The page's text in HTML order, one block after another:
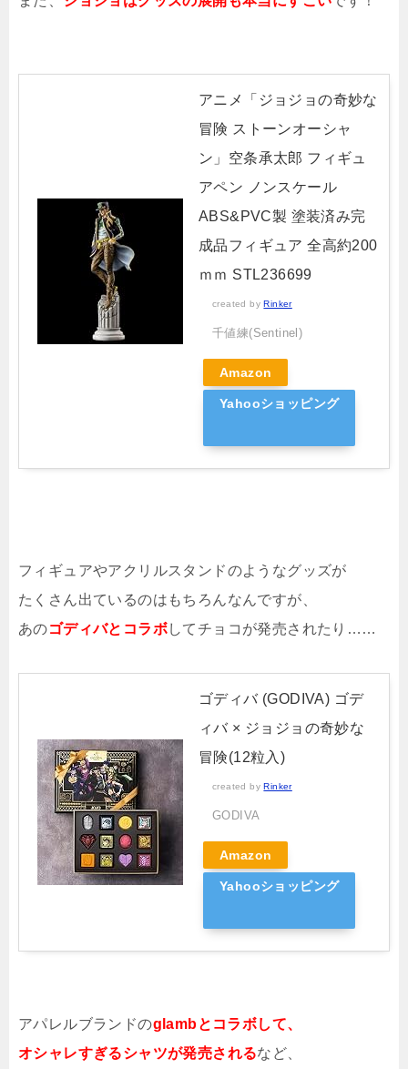
アニメ「ジョジョの奇妙な
冒険 ストーンオーシャ
ン」空条承太郎 フィギュ
アペン ノンスケール
ABS&PVC製 塗装済み完
成品フィギュア 全高約200
ｍｍ STL236699
created byRinker
千値練(Sentinel)
Amazon
Yahooショッピング
フィギュアやアクリルスタンドのようなグッズが
たくさん出ているのはもちろんなんですが、
あのゴディバとコラボしてチョコが発売されたり……
ゴディバ (GODIVA) ゴデ
ィバ × ジョジョの奇妙な
冒険(12粒入)
created byRinker
GODIVA
Amazon
Yahooショッピング
アパレルブランドのglambとコラボして、
オシャレすぎるシャツが発売されるなど、